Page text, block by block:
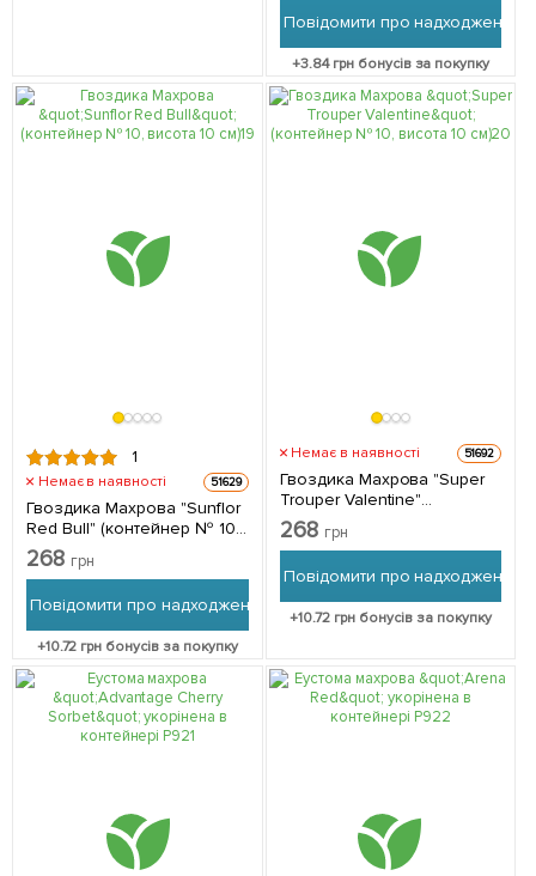
Повідомити про надходження
+3.84грн бонусів за покупку
1
Немає в наявності 51629
Гвоздика Махрова "Sunflor
Red Bull" (контейнер № 10,
висота 10 см) 1 саджанець в
упаковці
268 грн
Повідомити про надходження
+10.72 грн бонусів за покупку
Немає в наявності 51692
Гвоздика Махрова "Super
Trouper Valentine"
(контейнер № 10, висота 10
см) 1 саджанець в упаковці
268 грн
Повідомити про надходження
+10.72 грн бонусів за покупку